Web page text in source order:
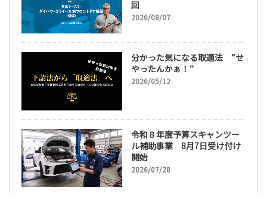
回
2026/08/07
分かった気になる取適法 ”せ
やったんかぁ！”
2026/05/12
令和８年度予算スキャンツー
ル補助事業 8月7日受け付け
開始
2026/07/28